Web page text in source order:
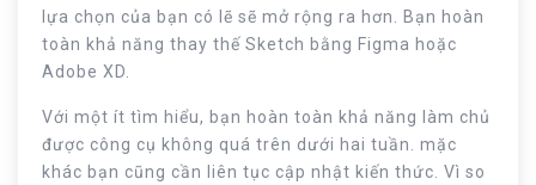
lựa chọn của bạn có lẽ sẽ mở rộng ra hơn. Bạn hoàn
toàn khả năng thay thế Sketch bằng Figma hoặc
Adobe XD.
Với một ít tìm hiểu, bạn hoàn toàn khả năng làm chủ
được công cụ không quá trên dưới hai tuần. mặc
khác bạn cũng cần liên tục cập nhật kiến thức. Vì so